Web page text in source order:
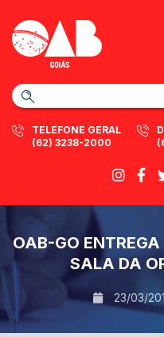
TELEFONE GERAL
(62) 3238-2000
OAB-GO
SALA DA
23/03/